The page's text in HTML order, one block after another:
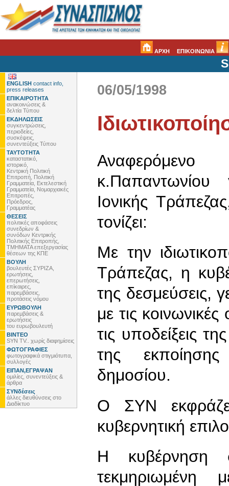
ΑΡΧΗ ΕΠΙΚΟΙΝΩΝΙΑ
ENGLISH contact info,
press releases
ΕΠΙΚΑΙΡΟΤΗΤΑ
ανακοινώσεις &
δελτία Τύπου
ΕΚΔΗΛΩΣΕΙΣ
συγκεντρώσεις,
περιοδείες,
συσκέψεις,
συνεντεύξεις Τύπου
ΤΑΥΤΟΤΗΤΑ
καταστατικό,
ιστορικό,
Κεντρική Πολιτική
Επιτροπή, Πολιτική
Γραμματεία, Εκτελεστική
Γραμματεία, Νομαρχιακές
Επιτροπές,
Πρόεδρος,
Γραμματέας
ΘΕΣΕΙΣ
πολιτικές αποφάσεις
συνεδρίων &
συνόδων Κεντρικής
Πολιτικής Επιτροπής,
ΤΜΗΜΑΤΑ επεξεργασίας
θέσεων της ΚΠΕ
ΒΟΥΛΗ
βουλευτές ΣΥΡΙΖΑ,
ερωτήσεις,
επερωτήσεις,
επίκαιρες,
παρεμβάσεις,
προτάσεις νόμου
ΕΥΡΩΒΟΥΛΗ
παρεμβάσεις &
ερωτήσεις
του ευρωβουλευτή
ΒΙΝΤΕΟ
SYN TV.. χωρίς διαφημίσεις
ΦΩΤΟΓΡΑΦΙΕΣ
φωτογραφικά στιγμιότυπα,
συλλογές
ΕΙΠΑΝ,ΕΓΡΑΨΑΝ
ομιλίες, συνεντεύξεις &
άρθρα
ΣΥΝδέσεις
άλλες διευθύνσεις στο
Διαδίκτυο
06/05/1998
κ.Παπαντωνίου
Ιονικής
τονίζει:
Με την
Τράπεζας, η
της δεσμεύσεις,
με τις
τις υποδείξεις
της
δημοσίου.
Ο ΣΥΝ
κυβερνητική
Η κυβέρνηση
τεκμηριωμένη